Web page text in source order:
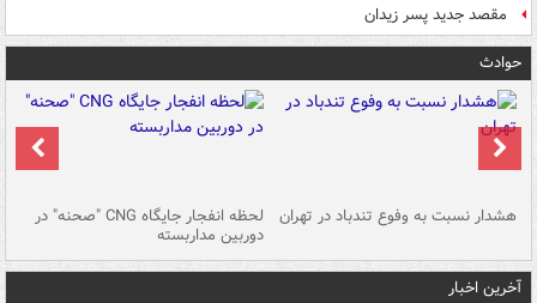
مقصد جدید پسر زیدان
حوادث
هشدار نسبت به وفوع تندباد در تهران لحظه انفجار جایگاه CNG "صحنه" در
دوربین مداربسته
آخرین اخبار